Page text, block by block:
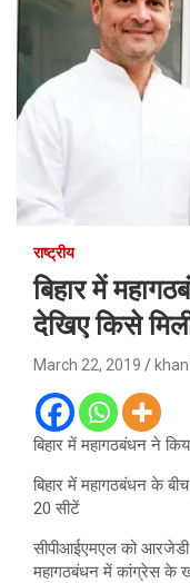
राष्ट्रीय
बिहार में
देखिए किसे
March 22, 2019
बिहार में महागठबंधन ने
बिहार में महागठबंधन के
20 सीटें
सीपीआईएमएल को
महागठबंधन में कांग्रेस के